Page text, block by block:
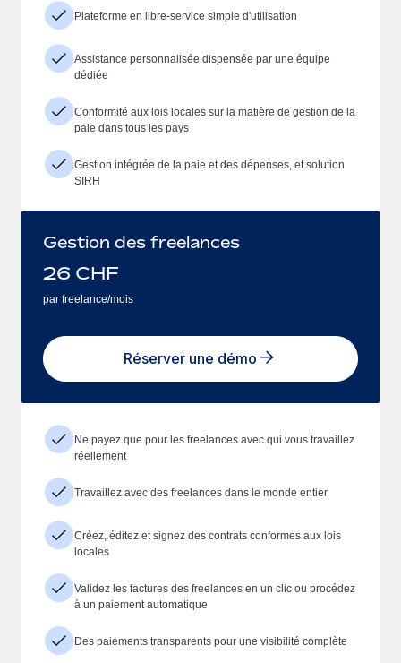
Plateforme en libre-service simple d'utilisation
Assistance personnalisée dispensée par une équipe
dédiée
Conformité aux lois locales sur la matière de gestion de la
paie dans tous les pays
Gestion intégrée de la paie et des dépenses, et solution
SIRH
Gestion des freelances
26 CHF
par freelance/mois
Réserver une démo
Ne payez que pour les freelances avec qui vous travaillez
réellement
Travaillez avec des freelances dans le monde entier
Créez, éditez et signez des contrats conformes aux lois
locales
Validez les factures des freelances en un clic ou procédez
à un paiement automatique
Des paiements transparents pour une visibilité complète